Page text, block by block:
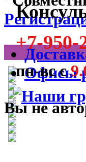
+7-950-
пн-вс с
Офисы
Вы не